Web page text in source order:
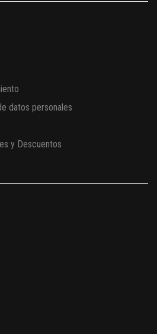
datos personales
y Descuentos
empresas – MBA